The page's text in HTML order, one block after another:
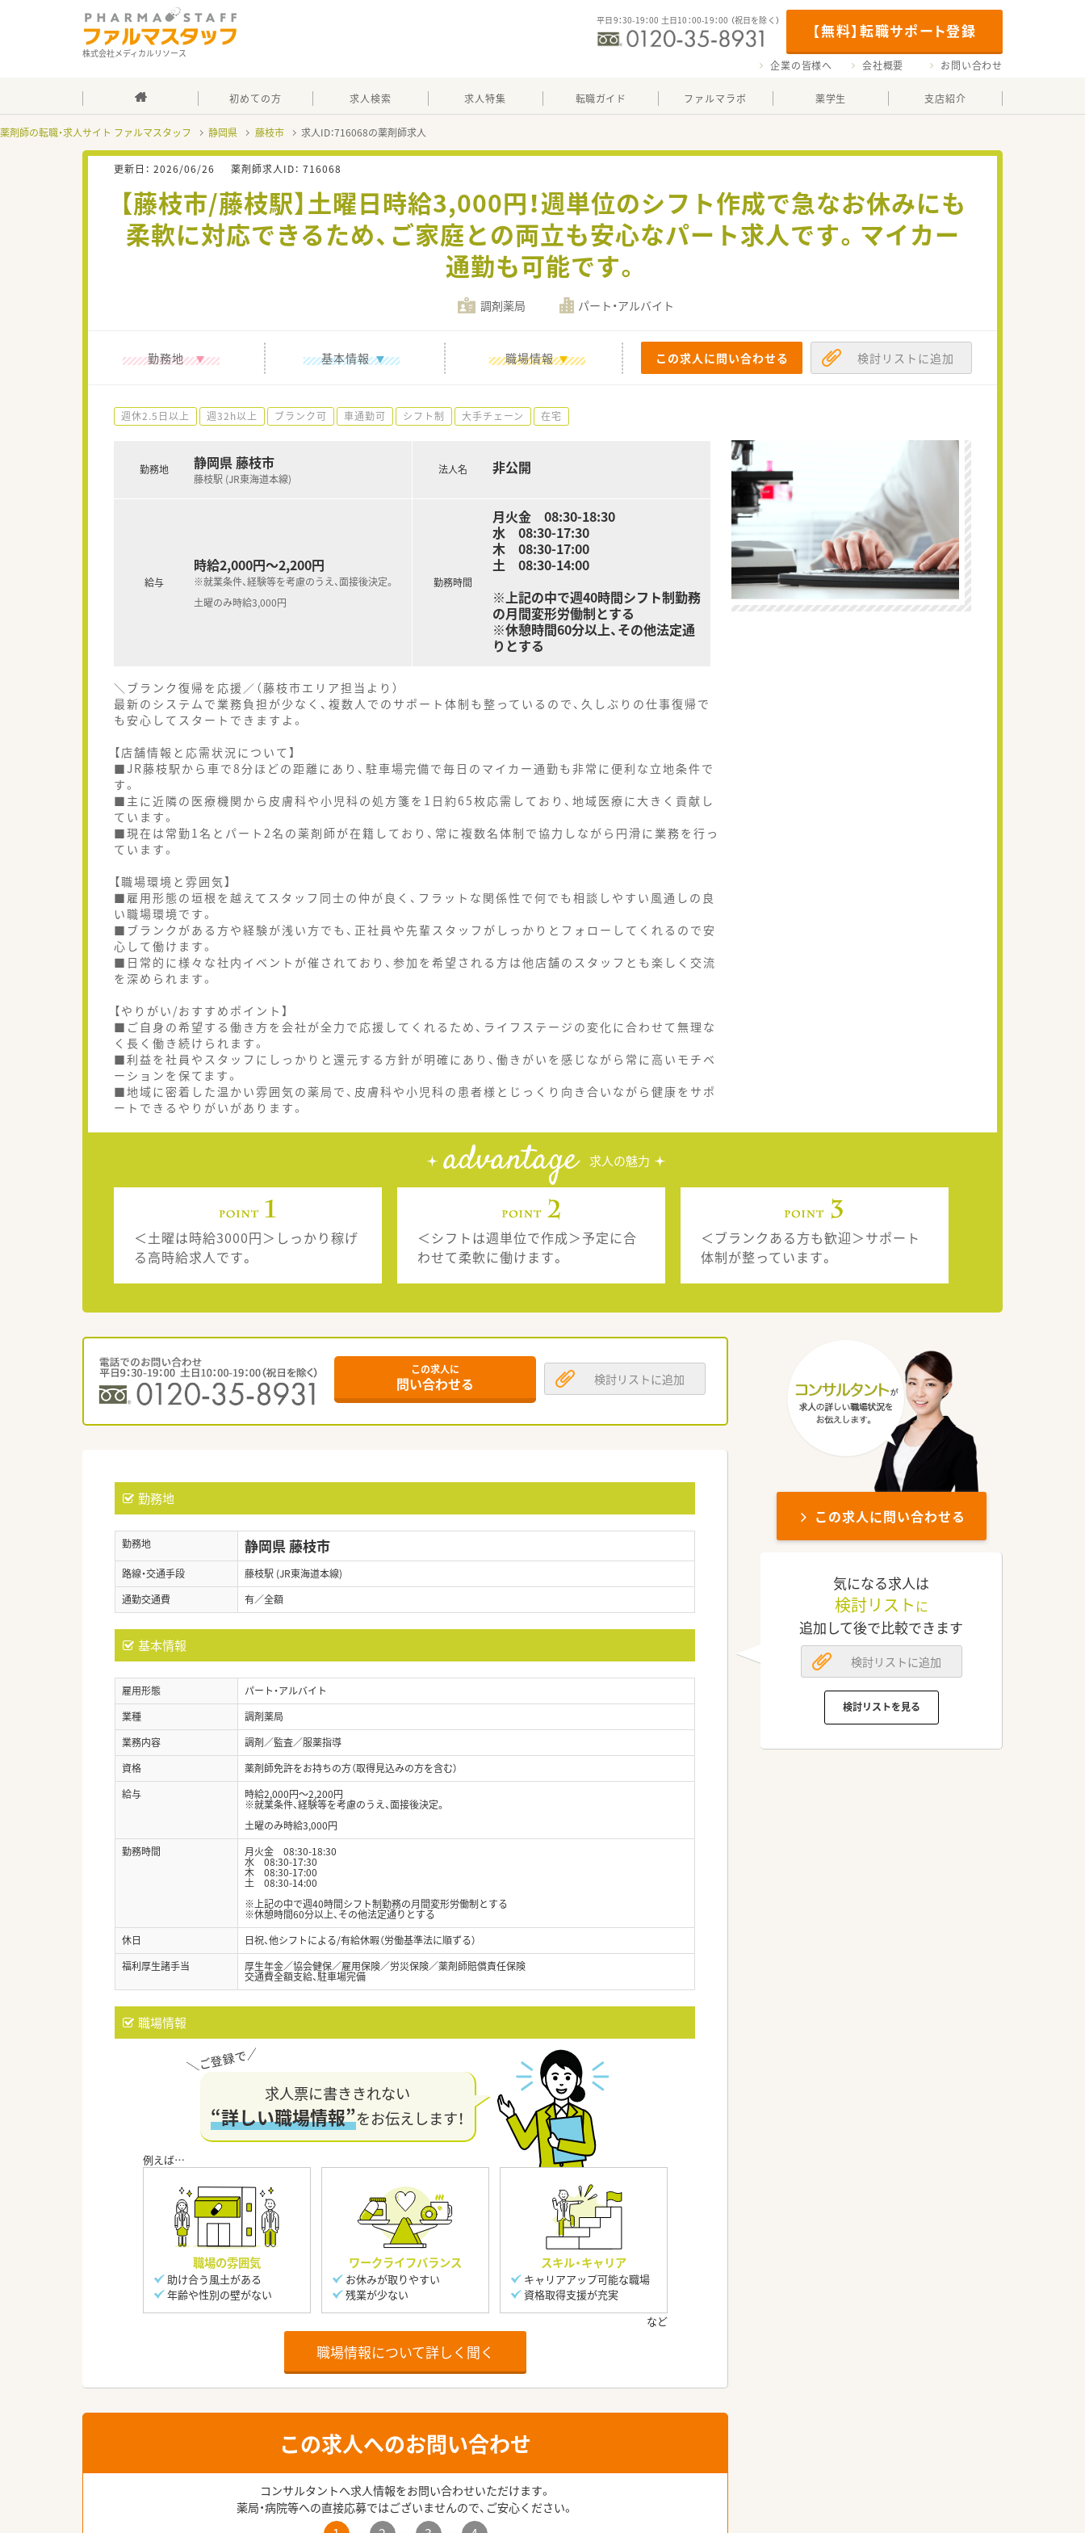
株式会社メディカルリソース
【無料】転職サポート登録
平日9：30-19：00 土日10：00-19：00 （祝日を除く）
企業の皆様へ 会社概要 お問い合わせ
初めての方 求人検索 求人特集 転職ガイド ファルマラボ 薬学生 支店紹介
薬剤師の転職・求人サイト ファルマスタッフ 静岡県 藤枝市 求人ID：716068の薬剤師求人
更新日： 2026/06/26 薬剤師求人ID： 716068
【藤枝市/藤枝駅】土曜日時給3,000円！週単位のシフト作成で急なお休みにも
柔軟に対応できるため、ご家庭との両立も安心なパート求人です。マイカー
通勤も可能です。
調剤薬局 パート・アルバイト
勤務地 基本情報 職場情報 この求人に問い合わせる 検討リストに追加
週休2.5日以上 週32h以上 ブランク可 車通勤可 シフト制 大手チェーン 在宅
勤務地 静岡県 藤枝市
藤枝駅 (JR東海道本線)
給与
時給2,000円～2,200円
※就業条件、経験等を考慮のうえ、面接後決定。
土曜のみ時給3,000円
法人名 非公開
勤務時間
月火金 08:30-18:30
水 08:30-17:30
木 08:30-17:00
土 08:30-14:00
※上記の中で週40時間シフト制勤務
の月間変形労働制とする
※休憩時間60分以上、その他法定通
りとする
＼ブランク復帰を応援／（藤枝市エリア担当より）
最新のシステムで業務負担が少なく、複数人でのサポート体制も整っているので、久しぶりの仕事復帰で
も安心してスタートできますよ。
【店舗情報と応需状況について】
■JR藤枝駅から車で8分ほどの距離にあり、駐車場完備で毎日のマイカー通勤も非常に便利な立地条件で
す。
■主に近隣の医療機関から皮膚科や小児科の処方箋を1日約65枚応需しており、地域医療に大きく貢献し
ています。
■現在は常勤1名とパート2名の薬剤師が在籍しており、常に複数名体制で協力しながら円滑に業務を行っ
ています。
【職場環境と雰囲気】
■雇用形態の垣根を越えてスタッフ同士の仲が良く、フラットな関係性で何でも相談しやすい風通しの良
い職場環境です。
■ブランクがある方や経験が浅い方でも、正社員や先輩スタッフがしっかりとフォローしてくれるので安
心して働けます。
■日常的に様々な社内イベントが催されており、参加を希望される方は他店舗のスタッフとも楽しく交流
を深められます。
【やりがい/おすすめポイント】
■ご自身の希望する働き方を会社が全力で応援してくれるため、ライフステージの変化に合わせて無理な
く長く働き続けられます。
■利益を社員やスタッフにしっかりと還元する方針が明確にあり、働きがいを感じながら常に高いモチベ
ーションを保てます。
■地域に密着した温かい雰囲気の薬局で、皮膚科や小児科の患者様とじっくり向き合いながら健康をサポ
ートできるやりがいがあります。
advantage 求人の魅力
＜土曜は時給3000円＞しっかり稼げ
る高時給求人です。
＜シフトは週単位で作成＞予定に合
わせて柔軟に働けます。
＜ブランクある方も歓迎＞サポート
体制が整っています。
この求人に
問い合わせる 検討リストに追加
勤務地
勤務地 静岡県 藤枝市
路線・交通手段
藤枝駅 (JR東海道本線)
通勤交通費
有／全額
基本情報
雇用形態
パート・アルバイト
業種
調剤薬局
業務内容
調剤／監査／服薬指導
資格
薬剤師免許をお持ちの方（取得見込みの方を含む）
給与
時給2,000円～2,200円
※就業条件、経験等を考慮のうえ、面接後決定。
土曜のみ時給3,000円
勤務時間
月火金 08:30-18:30
水 08:30-17:30
木 08:30-17:00
土 08:30-14:00
※上記の中で週40時間シフト制勤務の月間変形労働制とする
※休憩時間60分以上、その他法定通りとする
休日
日祝、他シフトによる/有給休暇（労働基準法に順ずる）
福利厚生諸手当
厚生年金／協会健保／雇用保険／労災保険／薬剤師賠償責任保険
交通費全額支給、駐車場完備
職場情報
求人票に書ききれない
“詳しい職場情報”をお伝えします！
職場の雰囲気
助け合う風土がある
年齢や性別の壁がない
ワークライフバランス
お休みが取りやすい
残業が少ない
スキル・キャリア
キャリアアップ可能な職場
資格取得支援が充実
職場情報について詳しく聞く
この求人へのお問い合わせ
コンサルタントへ求人情報をお問い合わせいただけます。
薬局・病院等への直接応募ではございませんので、ご安心ください。
この求人に問い合わせる
気になる求人は
検討リスト に
追加して後で比較できます
検討リストに追加
検討リストを見る